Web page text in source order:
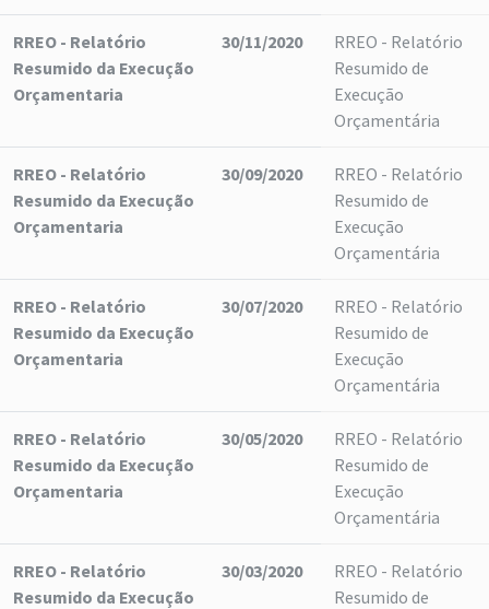
RREO - Relatório
Resumido da Execução
Orçamentaria
30/11/2020
RREO - Relatório
Resumido de
Execução
Orçamentária
RREO - Relatório
Resumido da Execução
Orçamentaria
30/09/2020
RREO - Relatório
Resumido de
Execução
Orçamentária
RREO - Relatório
Resumido da Execução
Orçamentaria
30/07/2020
RREO - Relatório
Resumido de
Execução
Orçamentária
RREO - Relatório
Resumido da Execução
Orçamentaria
30/05/2020
RREO - Relatório
Resumido de
Execução
Orçamentária
RREO - Relatório
Resumido da Execução
30/03/2020
RREO - Relatório
Resumido de